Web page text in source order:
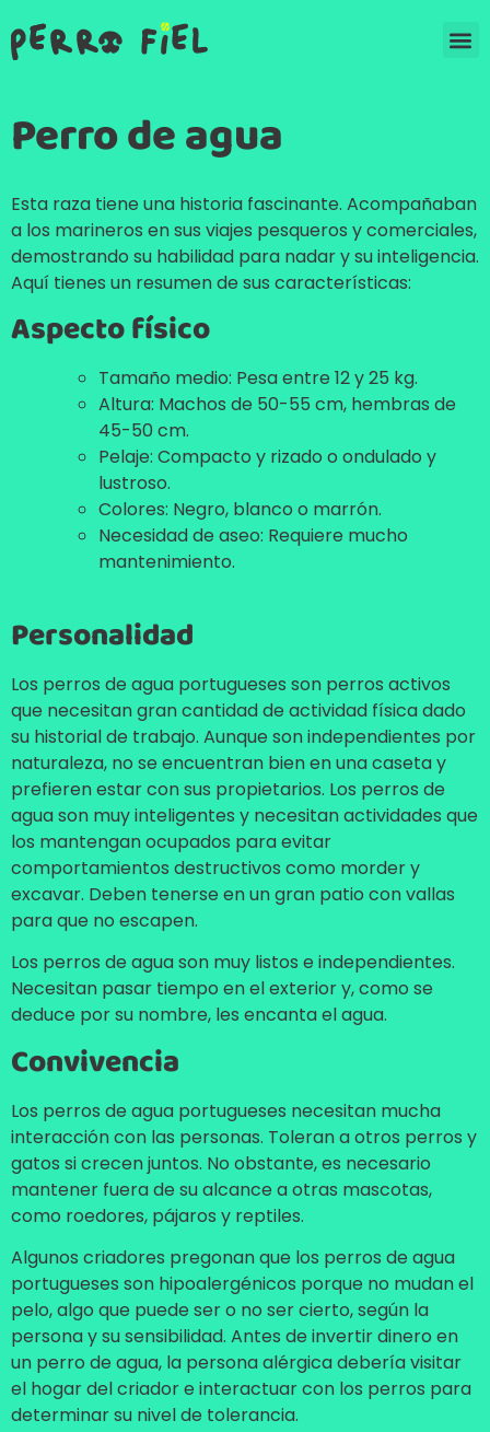
Perro de agua
Esta raza tiene una historia fascinante. Acompañaban
a los marineros en sus viajes pesqueros y comerciales,
demostrando su habilidad para nadar y su inteligencia.
Aquí tienes un resumen de sus características:
Aspecto físico
Tamaño medio: Pesa entre 12 y 25 kg.
Altura: Machos de 50-55 cm, hembras de
45-50 cm.
Pelaje: Compacto y rizado o ondulado y
lustroso.
Colores: Negro, blanco o marrón.
Necesidad de aseo: Requiere mucho
mantenimiento.
Personalidad
Los perros de agua portugueses son perros activos
que necesitan gran cantidad de actividad física dado
su historial de trabajo. Aunque son independientes por
naturaleza, no se encuentran bien en una caseta y
prefieren estar con sus propietarios. Los perros de
agua son muy inteligentes y necesitan actividades que
los mantengan ocupados para evitar
comportamientos destructivos como morder y
excavar. Deben tenerse en un gran patio con vallas
para que no escapen.
Los perros de agua son muy listos e independientes.
Necesitan pasar tiempo en el exterior y, como se
deduce por su nombre, les encanta el agua.
Convivencia
Los perros de agua portugueses necesitan mucha
interacción con las personas. Toleran a otros perros y
gatos si crecen juntos. No obstante, es necesario
mantener fuera de su alcance a otras mascotas,
como roedores, pájaros y reptiles.
Algunos criadores pregonan que los perros de agua
portugueses son hipoalergénicos porque no mudan el
pelo, algo que puede ser o no ser cierto, según la
persona y su sensibilidad. Antes de invertir dinero en
un perro de agua, la persona alérgica debería visitar
el hogar del criador e interactuar con los perros para
determinar su nivel de tolerancia.